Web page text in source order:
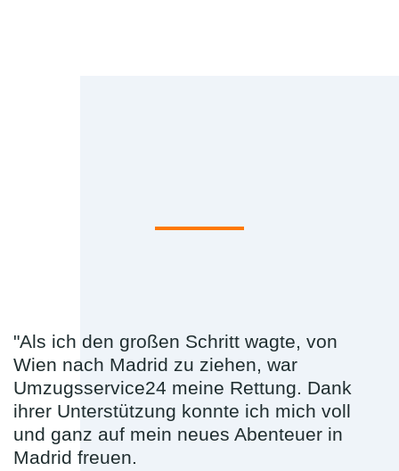
"Als ich den großen Schritt wagte, von
Wien nach Madrid zu ziehen, war
Umzugsservice24 meine Rettung. Dank
ihrer Unterstützung konnte ich mich voll
und ganz auf mein neues Abenteuer in
Madrid freuen.